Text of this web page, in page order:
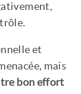
et
mais
bon effort